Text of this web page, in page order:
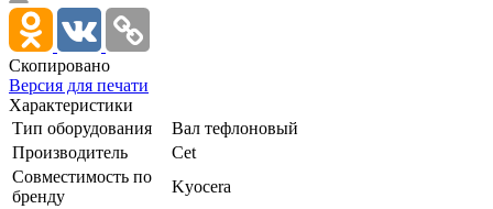
Скопировано
Версия для печати
Характеристики
Тип оборудования
Вал тефлоновый
Производитель
Cet
Совместимость по
бренду
Kyocera